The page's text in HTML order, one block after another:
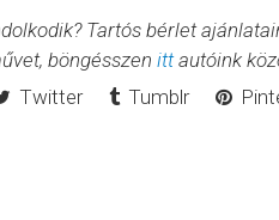
Tartós bérlet
böngésszen ittautóink
Twitter Tumblr